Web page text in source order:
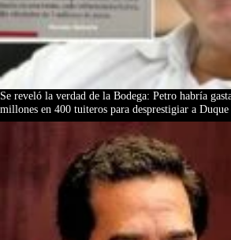
Se reveló la verdad de la Bodega: Petro habría
millones en 400 tuiteros para desprestigiar a Duque